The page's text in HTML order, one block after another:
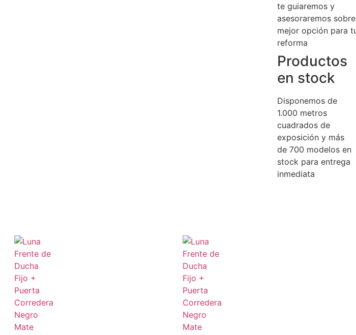
te guiaremos y
asesoraremos
mejor opción para
reforma
Productos
en stock
Disponemos de
1.000 metros
cuadrados de
exposición y más
de 700 modelos en
stock para entrega
inmediata